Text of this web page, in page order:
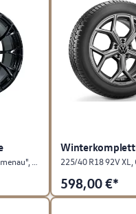
598,00€*